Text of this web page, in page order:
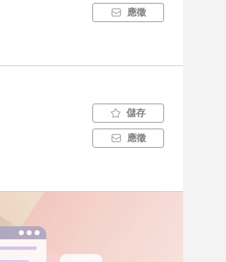
應徵
儲存
應徵